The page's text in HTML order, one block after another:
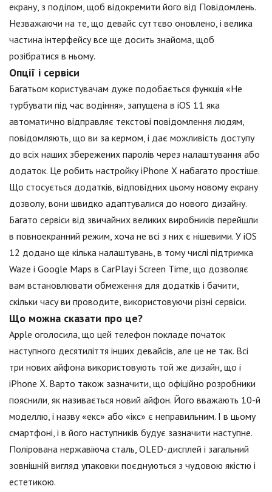
екрану, з поділом, щоб відокремити його від Повідомлень.
Незважаючи на те, що девайс суттєво оновлено, і велика
частина інтерфейсу все ще досить знайома, щоб
розібратися в ньому.
Опції і сервіси
Багатьом користувачам дуже подобається функція «Не
турбувати під час водіння», запущена в iOS 11 яка
автоматично відправляє текстові повідомлення людям,
повідомляють, що ви за кермом, і дає можливість доступу
до всіх наших збережених паролів через налаштування або
додаток. Це робить настройку iPhone X набагато простіше.
Що стосується додатків, відповідних цьому новому екрану
дозволу, вони швидко адаптувалися до нового дизайну.
Багато сервіси від звичайних великих виробників перейшли
в повноекранний режим, хоча не всі з них є нішевими. У iOS
12 додано ще кілька налаштувань, в тому числі підтримка
Waze і Google Maps в CarPlay і Screen Time, що дозволяє
вам встановлювати обмеження для додатків і бачити,
скільки часу ви проводите, використовуючи різні сервіси.
Що можна сказати про це?
Apple оголосила, що цей телефон покладе початок
наступного десятиліття інших девайсів, але це не так. Всі
три нових айфона використовують той же дизайн, що і
iPhone X. Варто також зазначити, що офіційно розробники
пояснили, як називається новий айфон. Його вважають 10-й
моделлю, і назву «екс» або «ікс» є неправильним. І в цьому
смартфоні, і в його наступників будує зазначити наступне.
Полірована нержавіюча сталь, OLED-дисплей і загальний
зовнішній вигляд упаковки поєднуються з чудовою якістю і
естетикою.